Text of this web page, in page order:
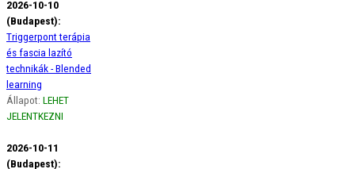
2026-10-10
(Budapest):
Triggerpont terápia
és fascia lazító
technikák - Blended
learning
Állapot: LEHET
JELENTKEZNI
2026-10-11
(Budapest):